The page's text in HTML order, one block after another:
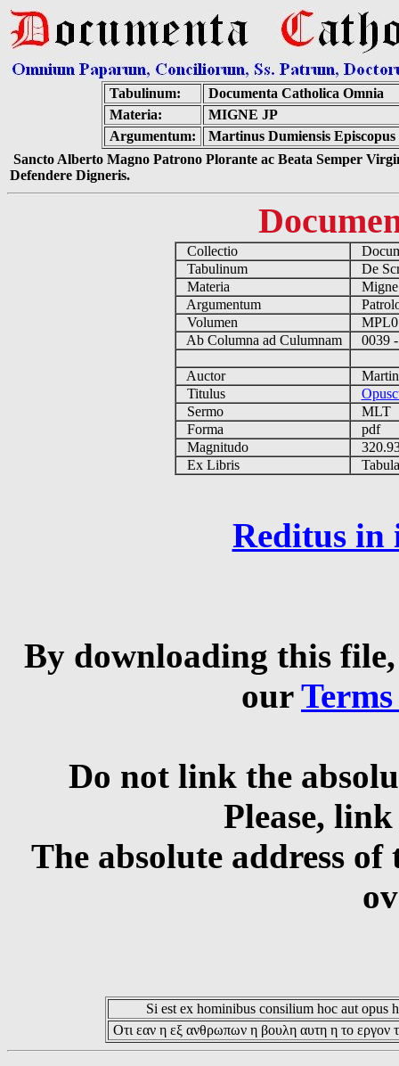
Tabulinum:
Documenta Catholica Omnia
Materia:
MIGNE JP
Argumentum:
Martinus Dumiensis
Sancto Alberto Magno Patrono Plorante ac Beata Semper
Defendere Digneris.
Collectio
Tabulinum
De
Materia
Argumentum
Volumen
Ab Columna ad Culumnam
0039
Auctor
Titulus
Sermo
MLT
Forma
pdf
Magnitudo
Ex Libris
Reditus in
By downloading this
our
Do not link the
Please,
The absolute address
Si est ex hominibus consilium hoc aut opus
Οτι εαν η εξ ανθρωπων η βουλη αυτη η το εργον